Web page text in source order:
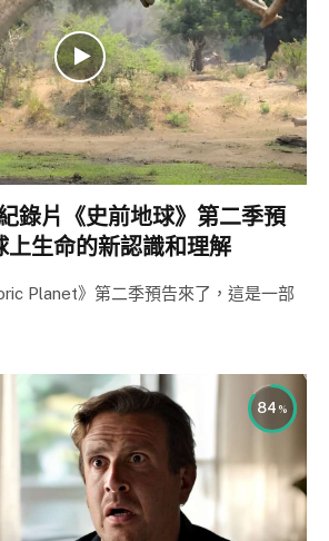
錄片《史前地球》第二季預
上生命的新認識和理解
Planet》第二季預告來了，這是一部
84